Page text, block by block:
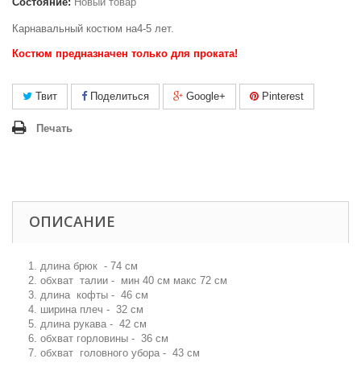
Карнавальный костюм на4-5 лет.
Костюм предназначен только для проката!
Твит Поделиться Google+ Pinterest
Печать
ОПИСАНИЕ
1. длина брюк - 74 см
2. обхват талии - мин 40 см макс 72 см
3. длина кофты - 46 см
4. ширина плеч - 32 см
5. длина рукава - 42 см
6. обхват горловины - 36 см
7. обхват головного убора - 43 см